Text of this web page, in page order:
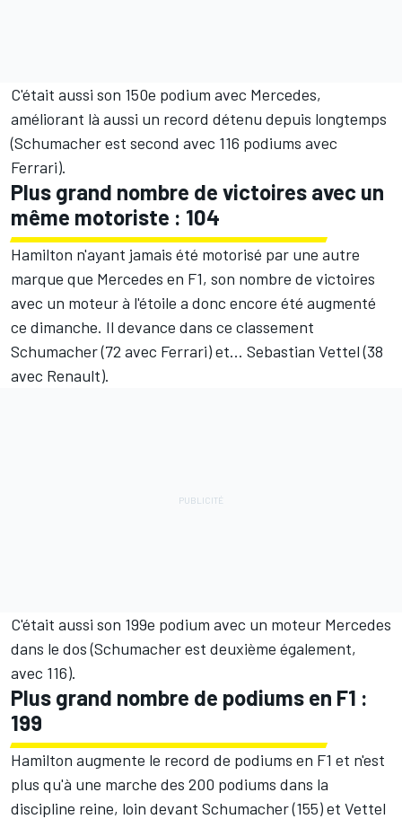
C'était aussi son 150e podium avec Mercedes,
améliorant là aussi un record détenu depuis longtemps
(Schumacher est second avec 116 podiums avec
Ferrari).
Plus grand nombre de victoires avec un
même motoriste : 104
Hamilton n'ayant jamais été motorisé par une autre
marque que Mercedes en F1, son nombre de victoires
avec un moteur à l'étoile a donc encore été augmenté
ce dimanche. Il devance dans ce classement
Schumacher (72 avec Ferrari) et... Sebastian Vettel(38
avec Renault).
C'était aussi son 199e podium avec un moteur Mercedes
dans le dos (Schumacher est deuxième également,
avec 116).
Plus grand nombre de podiums en F1 :
199
Hamilton augmente le record de podiums en F1 et n'est
plus qu'à une marche des 200 podiums dans la
discipline reine, loin devant Schumacher (155) et Vettel